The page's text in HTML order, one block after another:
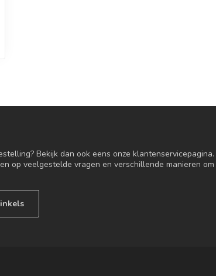
Bekijk dan ook eens onze klantenservicepagina.
op veelgestelde vragen en verschillende manieren om